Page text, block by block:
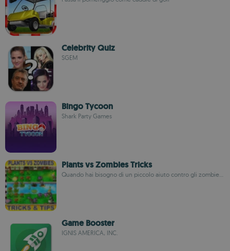
Celebrity Quiz
SGEM
Bingo Tycoon
Shark Party Games
Plants vs Zombies Tricks
Quando hai bisogno di un piccolo aiuto contro gli zombie...
Game Booster
IGNIS AMERICA, INC.